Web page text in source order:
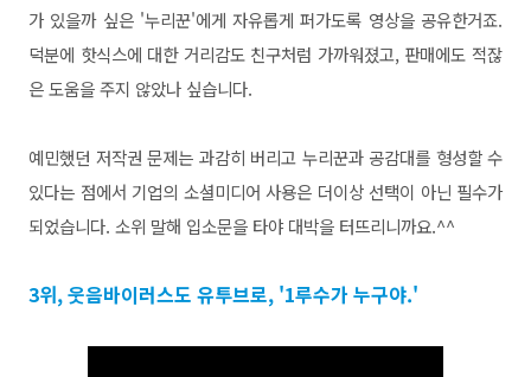
가 있을까 싶은 '누리꾼'에게 자유롭게 퍼가도록 영상을 공유한거죠.
덕분에 핫식스에 대한 거리감도 친구처럼 가까워졌고, 판매에도 적잖
은 도움을 주지 않았나 싶습니다.
예민했던 저작권 문제는 과감히 버리고 누리꾼과 공감대를 형성할 수
있다는 점에서 기업의 소셜미디어 사용은 더이상 선택이 아닌 필수가
되었습니다. 소위 말해 입소문을 타야 대박을 터뜨리니까요.^^
3위, 웃음바이러스도 유투브로, '1루수가 누구야.'